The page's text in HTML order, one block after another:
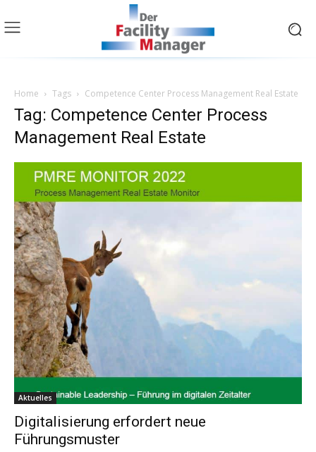
Home Tags Competence Center Process Management Real Estate
Tag: Competence Center Process
Management Real Estate
Aktuelles
Digitalisierung erfordert neue
Führungsmuster